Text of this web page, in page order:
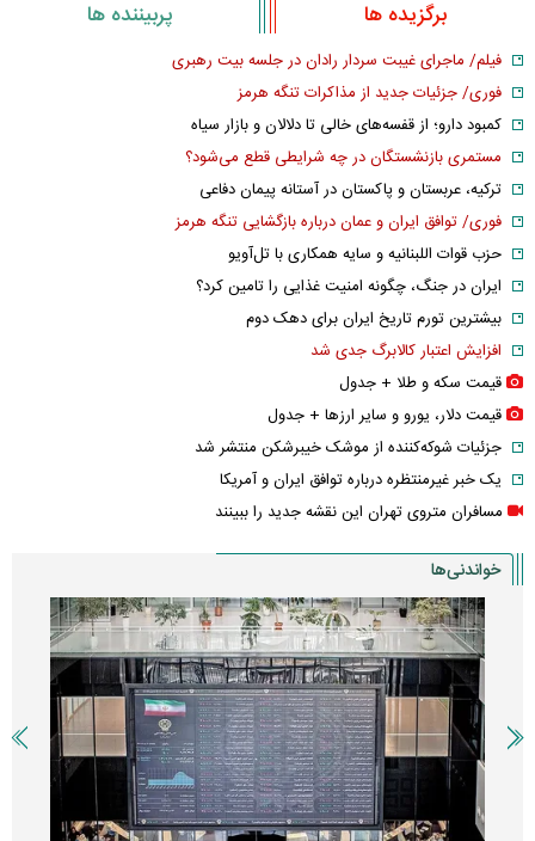
برگزیده ها پربیننده ها
فیلم/ ماجرای غیبت سردار رادان در جلسه بیت رهبری
فوری/ جزئیات جدید از مذاکرات تنگه هرمز
کمبود دارو؛ از قفسه‌های خالی تا دلالان و بازار سیاه
مستمری بازنشستگان در چه شرایطی قطع می‌شود؟
ترکیه، عربستان و پاکستان در آستانه پیمان دفاعی
فوری/ توافق ایران و عمان درباره بازگشایی تنگه هرمز
حزب قوات اللبنانیه و سایه همکاری با تل‌آویو
ایران در جنگ، چگونه امنیت غذایی را تامین کرد؟
بیشترین تورم تاریخ ایران برای دهک دوم
افزایش اعتبار کالابرگ جدی شد
قیمت سکه و طلا + جدول
قیمت دلار، یورو و سایر ارز‌ها + جدول
جزئیات شوکه‌کننده از موشک خیبرشکن منتشر شد
یک خبر غیرمنتظره درباره توافق ایران و آمریکا
مسافران متروی تهران این نقشه جدید را ببینند
خواندنی‌ها